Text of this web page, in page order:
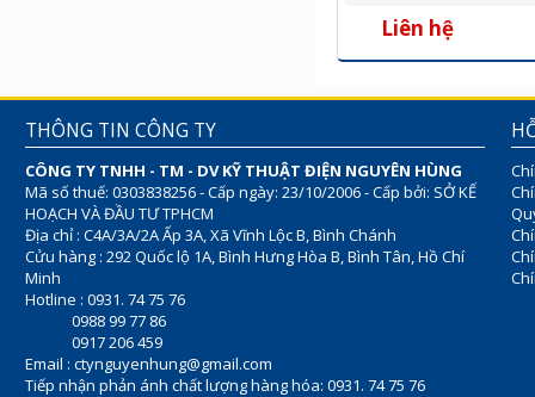
Liên hệ
THÔNG TIN CÔNG TY
CÔNG TY TNHH - TM - DV KỸ THUẬT ĐIỆN NGUYÊN HÙNG
Mã số thuế: 0303838256 - Cấp ngày: 23/10/2006 - Cấp bởi: SỞ KẾ
HOẠCH VÀ ĐẦU TƯ TPHCM
Địa chỉ : C4A/3A/2A Ấp 3A, Xã Vĩnh Lộc B, Bình Chánh
Cửu hàng : 292 Quốc lộ 1A, Bình Hưng Hòa B, Bình Tân, Hồ Chí
Minh
Hotline : 0931. 74 75 76
0988 99 77 86
0917 206 459
Email : ctynguyenhung@gmail.com
Tiếp nhận phản ánh chất lượng hàng hóa: 0931. 74 75 76